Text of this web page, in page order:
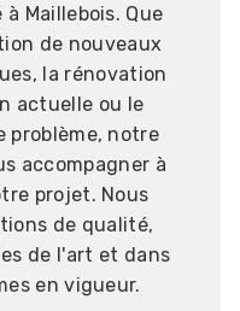
Maillebois. Que
de nouveaux
la rénovation
actuelle ou le
problème, notre
accompagner à
projet. Nous
de qualité,
de l'art et dans
en vigueur.